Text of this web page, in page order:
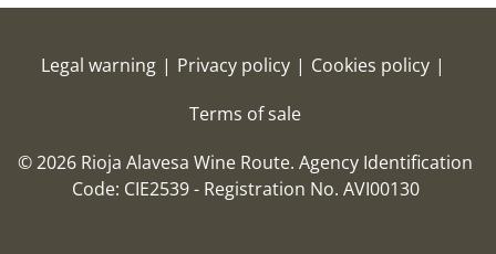
Legal warning | Privacy policy | Cookies policy |
Terms of sale
© 2026 Rioja Alavesa Wine Route.Agency Identification
Code: CIE2539 - Registration No. AVI00130